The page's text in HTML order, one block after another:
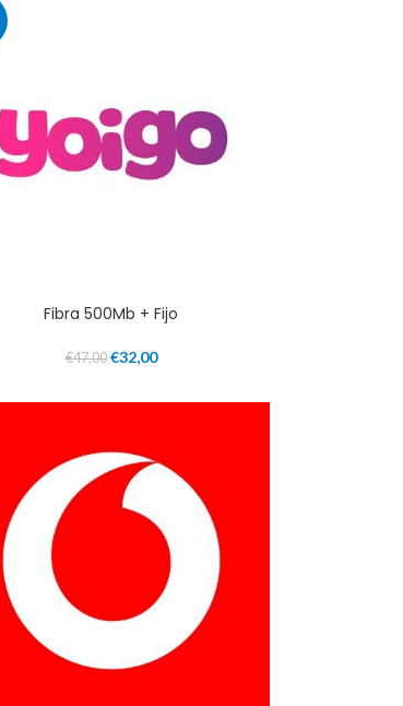
Fibra 500Mb + Fijo
€47,00 €32,00